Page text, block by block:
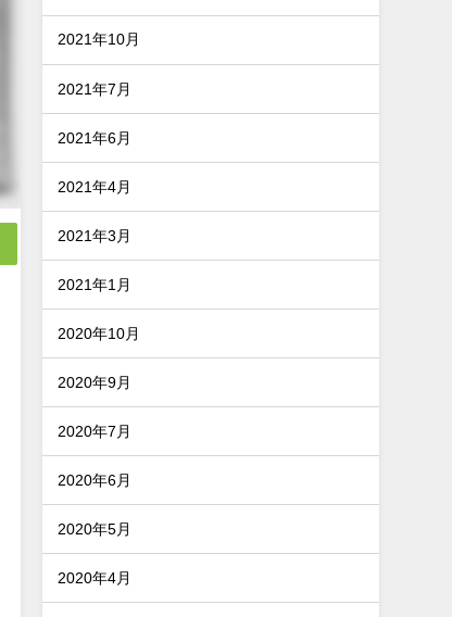
2021年10月
2021年7月
2021年6月
2021年4月
2021年3月
2021年1月
2020年10月
2020年9月
2020年7月
2020年6月
2020年5月
2020年4月